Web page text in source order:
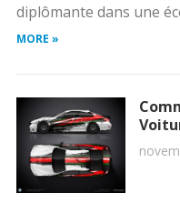
diplômante dans une
MORE »